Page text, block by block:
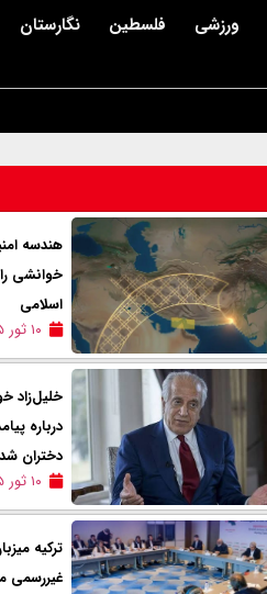
ورزشی فلسطین نگارستان
هندسه
خوانشی
اسلامی
۱۰ ثور ۱۴۰۵
خلیل‌زاد
درباره
دختران شد
۱۰ ثور ۱۴۰۵
ترکیه
غیررسمی